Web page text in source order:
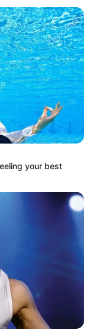
de pesos, se
en circulación
, ampliando las
Bogotá.
la cultura y la
y la literatura
ciudad más
NEWS
your best